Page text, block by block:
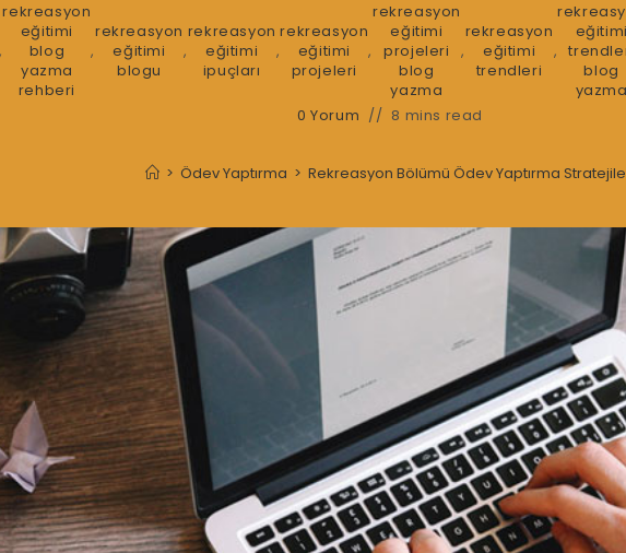
,
rekreasyon
eğitimi
blog
yazma
rehberi
,
rekreasyon
eğitimi
blogu
,
rekreasyon
eğitimi
ipuçları
,
rekreasyon
eğitimi
projeleri
,
rekreasyon
eğitimi
projeleri
blog
yazma
,
rekreasyon
eğitimi
trendleri
,
eğitimi
blog
yazma
0 Yorum 8 mins read
> Ödev Yaptırma > Rekreasyon Bölümü Ödev Yaptırma